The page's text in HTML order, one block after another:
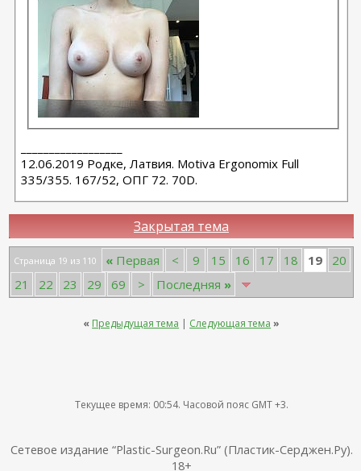
12.06.2019 Родке, Латвия. Motiva Ergonomix Full
335/355. 167/52, ОПГ 72. 70D.
Закрытая тема
Страница 19 из 110 « Первая < 9 15 16 17 18 19
20
21
22 23 29 69 > Последняя »
« Предыдущая тема | Следующая тема »
Текущее время: 00:54. Часовой пояс GMT +3.
Сетевое издание “Plastic-Surgeon.Ru” (Пластик-Серджен.Ру).
18+